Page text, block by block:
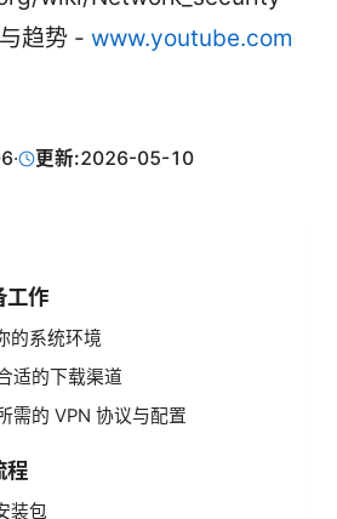
趋势 - www.youtube.com
· 更新:2026-05-10
工作
的系统环境
适的下载渠道
需的 VPN 协议与配置
程
装包